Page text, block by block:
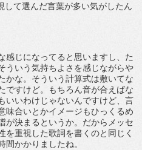
して選んだ言葉が多い気がしたん
感じになってると思いますし、た
ういう気持ちよさを感じながらや
かな。そういう計算式は敷いてな
ですけど。もちろん音が合えばな
いいわけじゃないんですけど、言
味合いとかイメージもひっくるめ
が決まるというか。だからメッセ
を重視した歌詞を書くのと同じく
間かかりましたね。